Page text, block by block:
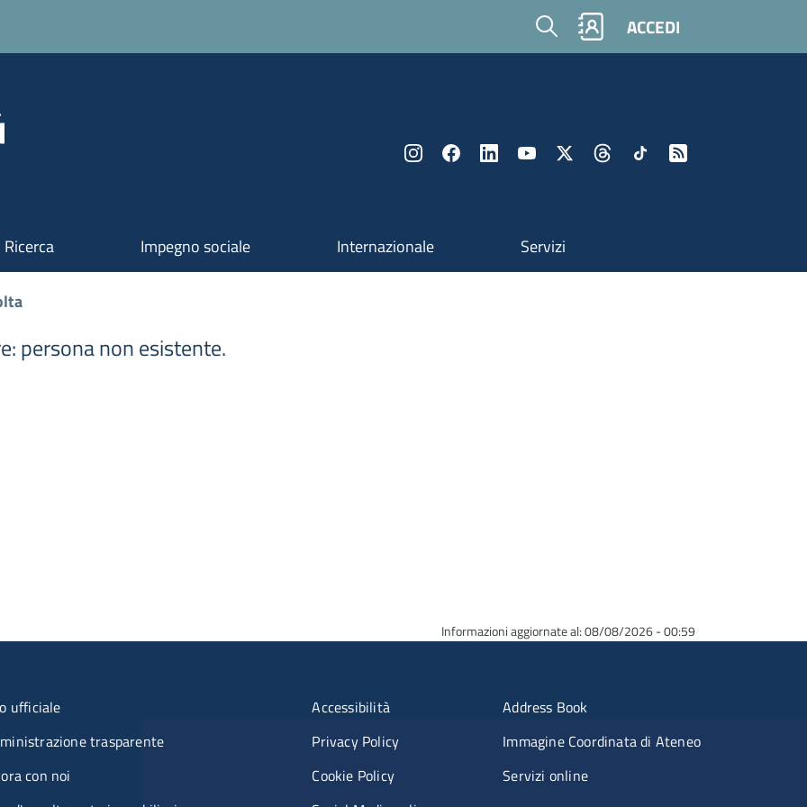
Cerca ACCEDI
Ricerca Impegno sociale Internazionale Servizi
persona non esistente.
Informazioni aggiornate al: 08/08/2026 - 00:59
organizzazione
ufficiale
trasparente
con noi
Menù riferimenti
Accessibilità
Privacy Policy
Cookie Policy
Menu portale
Address Book
Immagine Coordinata di Ateneo
Servizi online